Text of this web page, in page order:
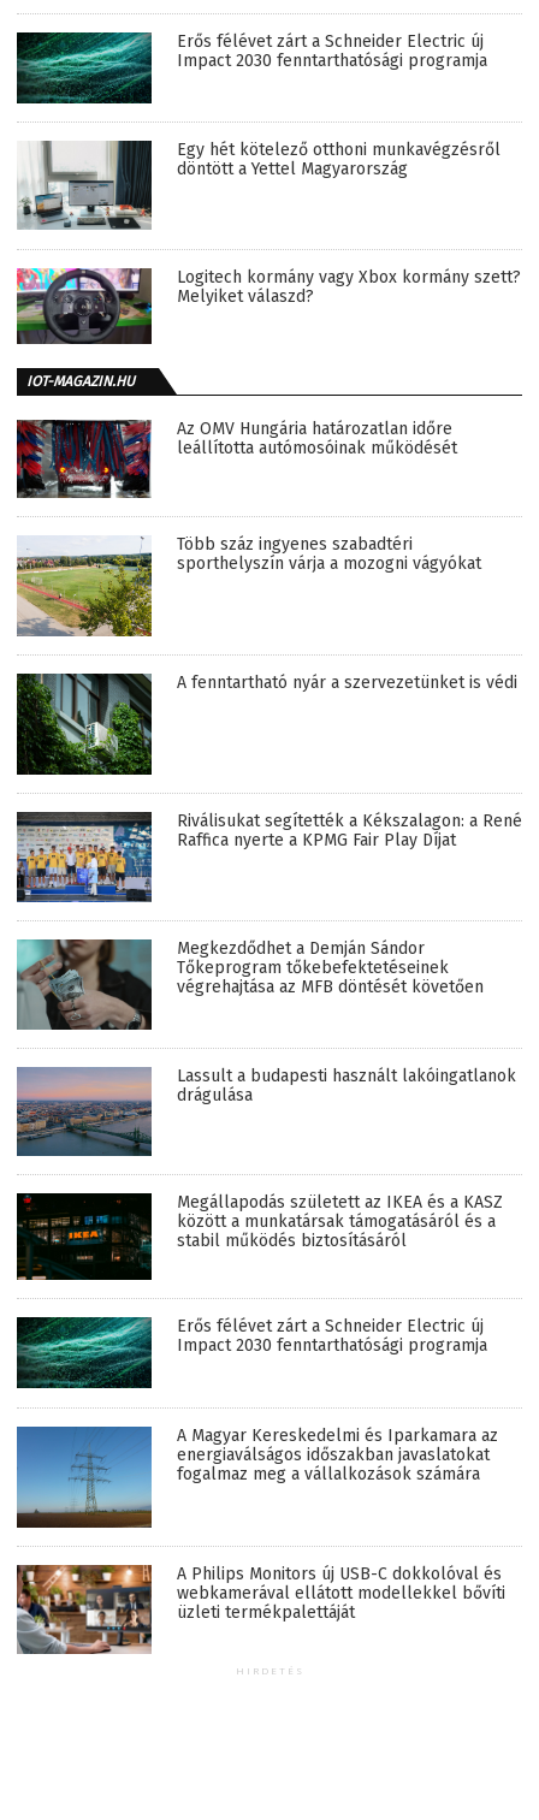
Erős félévet zárt a Schneider Electric új
Impact 2030 fenntarthatósági programja
Egy hét kötelező otthoni munkavégzésről
döntött a Yettel Magyarország
Logitech kormány vagy Xbox kormány szett?
Melyiket válaszd?
IOT-MAGAZIN.HU
Az OMV Hungária határozatlan időre
leállította autómosóinak működését
Több száz ingyenes szabadtéri
sporthelyszín várja a mozogni vágyókat
A fenntartható nyár a szervezetünket is védi
Riválisukat segítették a Kékszalagon: a René
Raffica nyerte a KPMG Fair Play Díjat
Megkezdődhet a Demján Sándor
Tőkeprogram tőkebefektetéseinek
végrehajtása az MFB döntését követően
Lassult a budapesti használt lakóingatlanok
drágulása
Megállapodás született az IKEA és a KASZ
között a munkatársak támogatásáról és a
stabil működés biztosításáról
Erős félévet zárt a Schneider Electric új
Impact 2030 fenntarthatósági programja
A Magyar Kereskedelmi és Iparkamara az
energiaválságos időszakban javaslatokat
fogalmaz meg a vállalkozások számára
A Philips Monitors új USB-C dokkolóval és
webkamerával ellátott modellekkel bővíti
üzleti termékpalettáját
HIRDETÉS